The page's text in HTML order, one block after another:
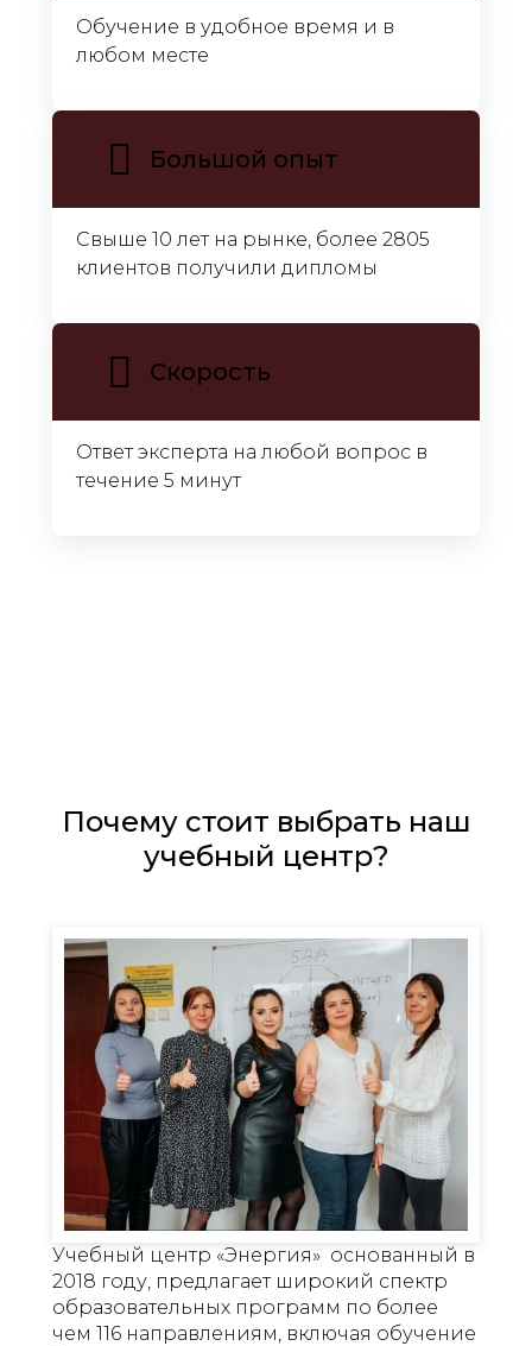
Обучение в удобное время и в
любом месте
Большой опыт
Свыше 10 лет на рынке, более 2805
клиентов получили дипломы
Скорость
Ответ эксперта на любой вопрос в
течение 5 минут
Почему стоит выбрать наш
учебный центр?
Учебный центр «Энергия» основанный в
2018 году, предлагает широкий спектр
образовательных программ по более
чем 116 направлениям, включая обучение